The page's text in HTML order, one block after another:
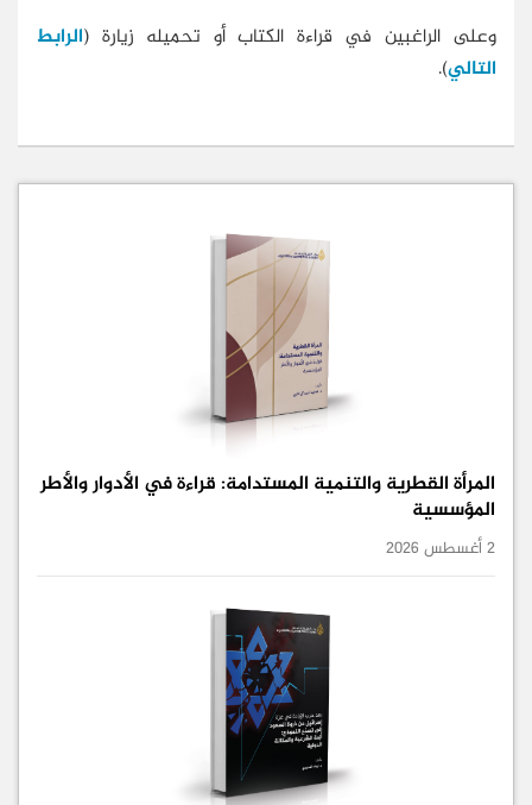
وعلى الراغبين في قراءة الكتاب أو تحميله زيارة (الرابط
التالي).
المرأة القطرية والتنمية المستدامة: قراءة في الأدوار والأطر
المؤسسية
2 أغسطس 2026